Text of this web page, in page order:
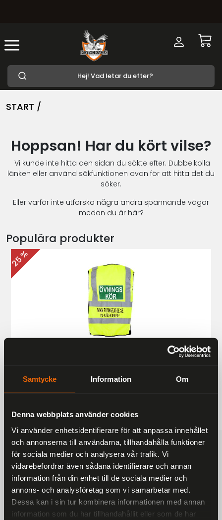
Samtycke Information Om
Denna webbplats använder cookies
Vi använder enhetsidentifierare för att anpassa innehållet
och annonserna till användarna, tillhandahålla funktioner
för sociala medier och analysera vår trafik. Vi
vidarebefordrar även sådana identifierare och annan
information från din enhet till de sociala medier och
annons- och analysföretag som vi samarbetar med.
Dessa kan i sin tur kombinera informationen med annan
information som du har tillhandahållit eller som de har
START /
Hoppsan! Har du kört vilse?
Vi kunde inte hitta den sidan du sökte efter. Dubbelkolla
länken eller använd sökfunktionen ovan för att hitta det du
söker.
Eller varför inte utforska några andra spännande vägar
medan du är här?
Populära produkter
25 %
187 kr
249 kr
FRAKTFRITT
På alla ordrar över 2000 kr
1-3 DAGAR LEVERANS
Inom Sverige med DHL
SÄKRA BETALNINGAR
Betalkort, Klarna eller Swish